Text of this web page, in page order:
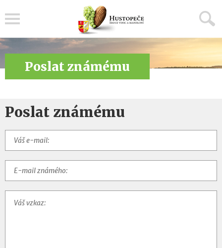
Poslat známému
Poslat známému